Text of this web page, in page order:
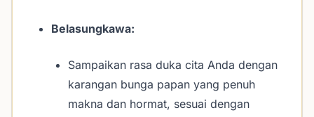
Belasungkawa:
Sampaikan rasa duka cita Anda dengan
karangan bunga papan yang penuh
makna dan hormat, sesuai dengan